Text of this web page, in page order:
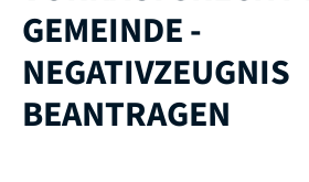
GEMEINDE -
NEGATIVZEUGNIS
BEANTRAGEN